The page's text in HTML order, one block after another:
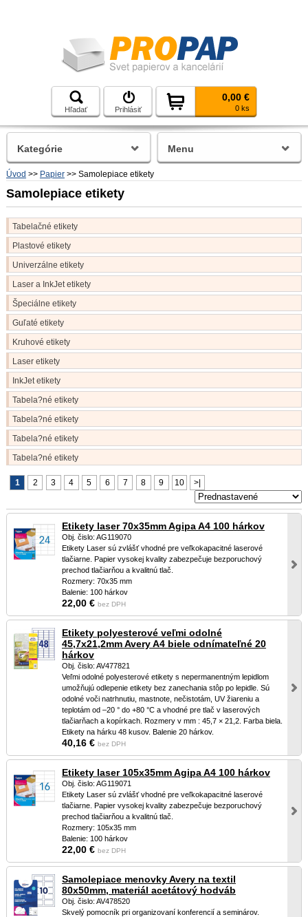
Hľadať Prihlásiť
0,00 €
0 ks
Úvod >> Papier >> Samolepiace etikety
Samolepiace etikety
Tabelačné etikety
Plastové etikety
Univerzálne etikety
Laser a InkJet etikety
Špeciálne etikety
Guľaté etikety
Kruhové etikety
Laser etikety
InkJet etikety
Tabela?né etikety
Tabela?né etikety
Tabela?né etikety
Tabela?né etikety
1 2 3 4 5 6 7 8 9 10 >|
Etikety laser 70x35mm Agipa A4 100 hárkov
Obj. čislo: AG119070
Etikety Laser sú zvlášť vhodné pre veľkokapacitné laserové
tlačiarne. Papier vysokej kvality zabezpečuje bezporuchový
prechod tlačiarňou a kvalitnú tlač.
Rozmery: 70x35 mm
Balenie: 100 hárkov
22,00 € bez DPH
Etikety polyesterové veľmi odolné
45,7x21,2mm Avery A4 biele odnímateľné 20
hárkov
Obj. čislo: AV477821
Veľmi odolné polyesterové etikety s nepermanentným lepidlom
umožňujú odlepenie etikety bez zanechania stôp po lepidle. Sú
odolné voči natrhnutiu, mastnote, nečistotám, UV žiareniu a
teplotám od –20 ° do +80 °C a vhodné pre tlač v laserových
tlačiarňach a kopírkach. Rozmery v mm : 45,7 × 21,2. Farba biela.
Etikety na hárku 48 kusov. Balenie 20 hárkov.
40,16 € bez DPH
Etikety laser 105x35mm Agipa A4 100 hárkov
Obj. čislo: AG119071
Etikety Laser sú zvlášť vhodné pre veľkokapacitné laserové
tlačiarne. Papier vysokej kvality zabezpečuje bezporuchový
prechod tlačiarňou a kvalitnú tlač.
Rozmery: 105x35 mm
Balenie: 100 hárkov
22,00 € bez DPH
Samolepiace menovky Avery na textil
80x50mm, materiál acetátový hodváb
Obj. čislo: AV478520
Skvelý pomocník pri organizovaní konferencií a seminárov.
Kategórie Menu